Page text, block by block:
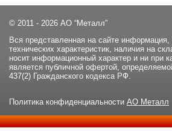
© 2011 - 2026 АО “Металл”
Вся представленная на сайте
технических характеристик, наличия на
носит информационный характер и ни при
является публичной офертой,
437(2) Гражданского кодекса РФ.
Политика конфиденциальности АО Металл